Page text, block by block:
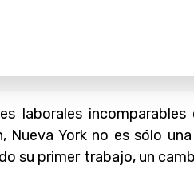
laborales incomparables
York no es sólo
su primer trabajo, un